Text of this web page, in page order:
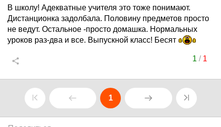
В школу! Адекватные учителя это тоже понимают.
Дистанционка задолбала. Половину предметов просто
не ведут. Остальное -просто домашка. Нормальных
уроков раз-два и все. Выпускной класс! Бесят
1 / 1
1